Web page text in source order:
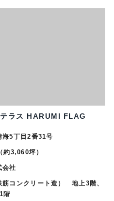
テラス HARUMI FLAG
海5丁⽬2番31号
3,060坪）
会社
筋コンクリート造） 地上3階、
階